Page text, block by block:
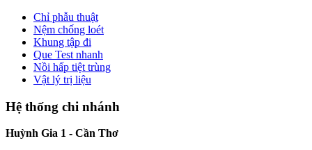
Chỉ phẫu thuật
Nệm chống loét
Khung tập đi
Que Test nhanh
Nồi hấp tiệt trùng
Vật lý trị liệu
Hệ thống chi nhánh
Huỳnh Gia 1 - Cần Thơ